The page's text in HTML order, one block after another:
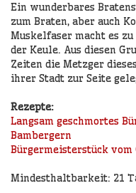
Ein wunderbares
zum Braten, aber auch
Muskelfaser macht es
der Keule. Aus diesen
Zeiten die Metzger
ihrer Stadt zur Seite
Rezepte:
Langsam geschmortes
Bambergern
Bürgermeisterstück
Mindesthaltbarkeit: 21